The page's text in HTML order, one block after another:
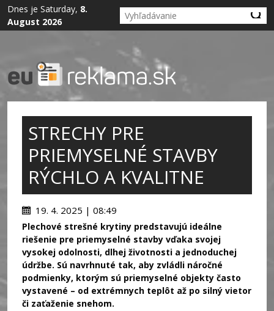
Dnes je Saturday, 8.
August 2026
STRECHY PRE
PRIEMYSELNÉ STAVBY
RÝCHLO A KVALITNE
19. 4. 2025 | 08:49
Plechové strešné krytiny predstavujú ideálne
riešenie pre priemyselné stavby vďaka svojej
vysokej odolnosti, dlhej životnosti a jednoduchej
údržbe. Sú navrhnuté tak, aby zvládli náročné
podmienky, ktorým sú priemyselné objekty často
vystavené – od extrémnych teplôt až po silný vietor
či zaťaženie snehom.